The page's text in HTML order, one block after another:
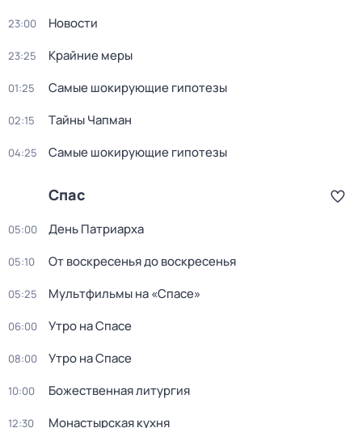
23:00 Новости
23:25 Крайние меры
01:25 Самые шoкиpующие гипотезы
02:15 Тaйны Чапман
04:25 Самые шoкиpующие гипотезы
Спас
05:00 День Патриарха
05:10 От воскресенья до воскресенья
05:25 Мультфильмы на «Спасе»
06:00 Утро на Спасе
08:00 Утро на Спасе
10:00 Божественная литургия
12:30 Монaстыpская кухня